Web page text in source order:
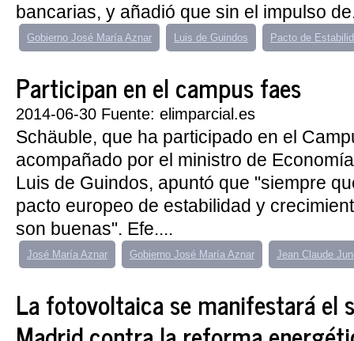
bancarias, y añadió que sin el impulso
Gobierno José María Aznar Luis de Guindos Pacto de
Participan en el campus faes
2014-06-30 Fuente: elimparcial.es
Schäuble, que ha participado en el
acompañado por el ministro de
Luis de Guindos, apuntó que "siempre
pacto europeo de estabilidad y
son buenas". Efe....
José María Aznar Gobierno José María Aznar Jean Claude
La fotovoltaica se manifestará el